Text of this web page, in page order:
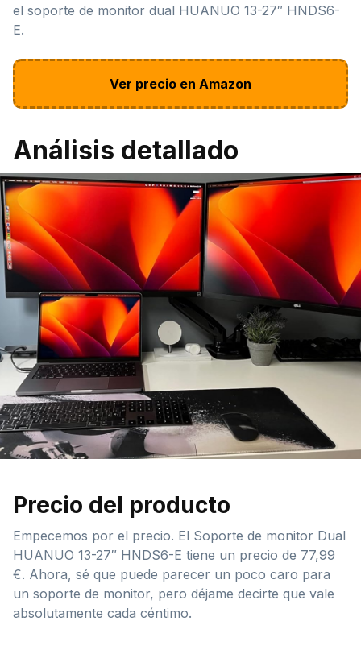
el soporte de monitor dual HUANUO 13-27″ HNDS6-
E.
Ver precio en Amazon
Análisis detallado
Precio del producto
Empecemos por el precio. El Soporte de monitor Dual
HUANUO 13-27″ HNDS6-E tiene un precio de 77,99
€. Ahora, sé que puede parecer un poco caro para
un soporte de monitor, pero déjame decirte que vale
absolutamente cada céntimo.